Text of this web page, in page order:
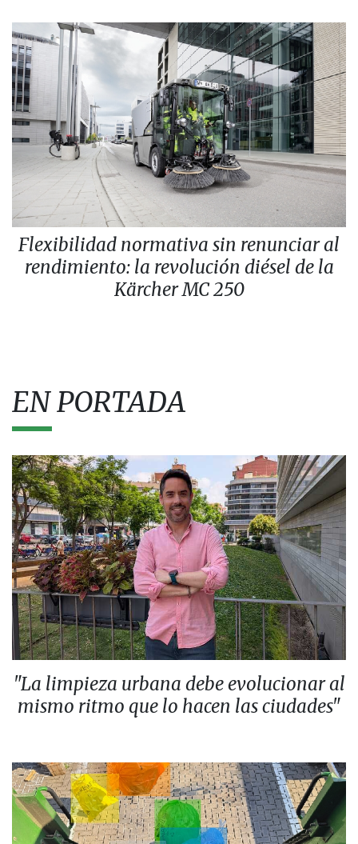
Flexibilidad normativa sin renunciar al
rendimiento: la revolución diésel de la
Kärcher MC 250
EN PORTADA
"La limpieza urbana debe evolucionar al
mismo ritmo que lo hacen las ciudades"